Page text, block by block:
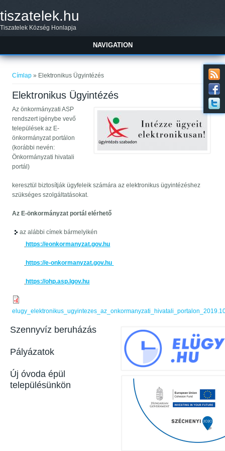
tiszatelek.hu
Tiszatelek Község Honlapja
NAVIGATION
Címlap » Elektronikus Ügyintézés
Elektronikus Ügyintézés
Az önkormányzati ASP
rendszert igénybe vevő
települések az E-
önkormányzat portálon
(korábbi nevén:
Önkormányzati hivatali
portál)
keresztül biztosítják ügyfeleik számára az elektronikus ügyintézéshez
szükséges szolgáltatásokat.
Az E-önkormányzat portál elérhető
az alábbi címek bármelyikén
https://eonkormanyzat.gov.hu
https://e-onkormanyzat.gov.hu
https://ohp.asp.lgov.hu
Szennyvíz beruházás
Pályázatok
Új óvoda épül
településünkön